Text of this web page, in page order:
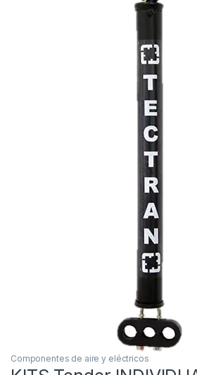
Componentes de aire y eléctricos